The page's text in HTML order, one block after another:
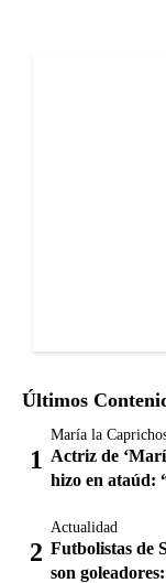
Últimos
María la
Actriz de
hizo en ataúd:
Actualidad
Futbolistas de
son